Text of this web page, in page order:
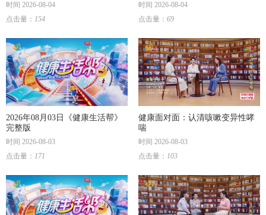
时间 2026-08-04
点击量： 154
时间 2026-08-04
点击量： 69
2026年08月03日《健康生活帮》
完整版
时间 2026-08-03
点击量： 171
健康面对面：认清咳嗽变异性哮
喘
时间 2026-08-03
点击量： 103